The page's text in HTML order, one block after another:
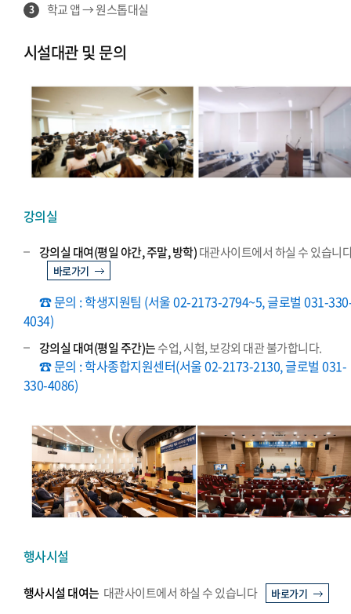
3 학교 앱 → 원스톱대실
시설대관 및 문의
강의실
강의실 대여(평일 야간, 주말, 방학)대관사이트에서 하실 수 있습니
바로가기
☎ 문의 : 학생지원팀 (서울 02-2173-2794~5, 글로벌 031-
4034)
강의실 대여(평일 주간)는수업, 시험, 보강외 대관 불가합니다.
☎ 문의 : 학사종합지원센터(서울 02-2173-2130, 글로벌 031-
330-4086)
행사시설
행사시설 대여는 대관사이트에서 하실 수 있습니다 바로가기